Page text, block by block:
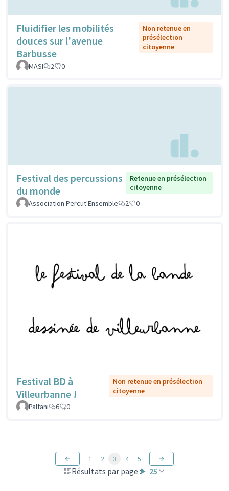
Fluidifier les mobilités
douces sur l'avenue
Barbusse
Non retenue en
présélection
citoyenne
MASI 2 0
Festival des percussions
du monde
Retenue en présélection
citoyenne
Association Percut'Ensemble
2 0
Festival BD à
Villeurbanne !
Non retenue en présélection
citoyenne
Paltani
6 0
Résultats par page : 25
1 2 3 4 5